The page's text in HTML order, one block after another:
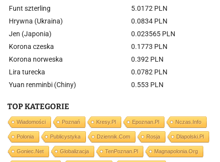
Funt szterling
5.0172 PLN
Hrywna (Ukraina)
0.0834 PLN
Jen (Japonia)
0.023565 PLN
Korona czeska
0.1773 PLN
Korona norweska
0.392 PLN
Lira turecka
0.0782 PLN
Yuan renminbi (Chiny)
0.553 PLN
TOP KATEGORIE
Wiadomości Poznań Kresy.pl Epoznan.pl Nczas.info
Polonia Publicystyka Dziennik.com Rosja Dlapolski.pl
Goniec.net Globalizacja TenPoznan.pl Magnapolonia.org